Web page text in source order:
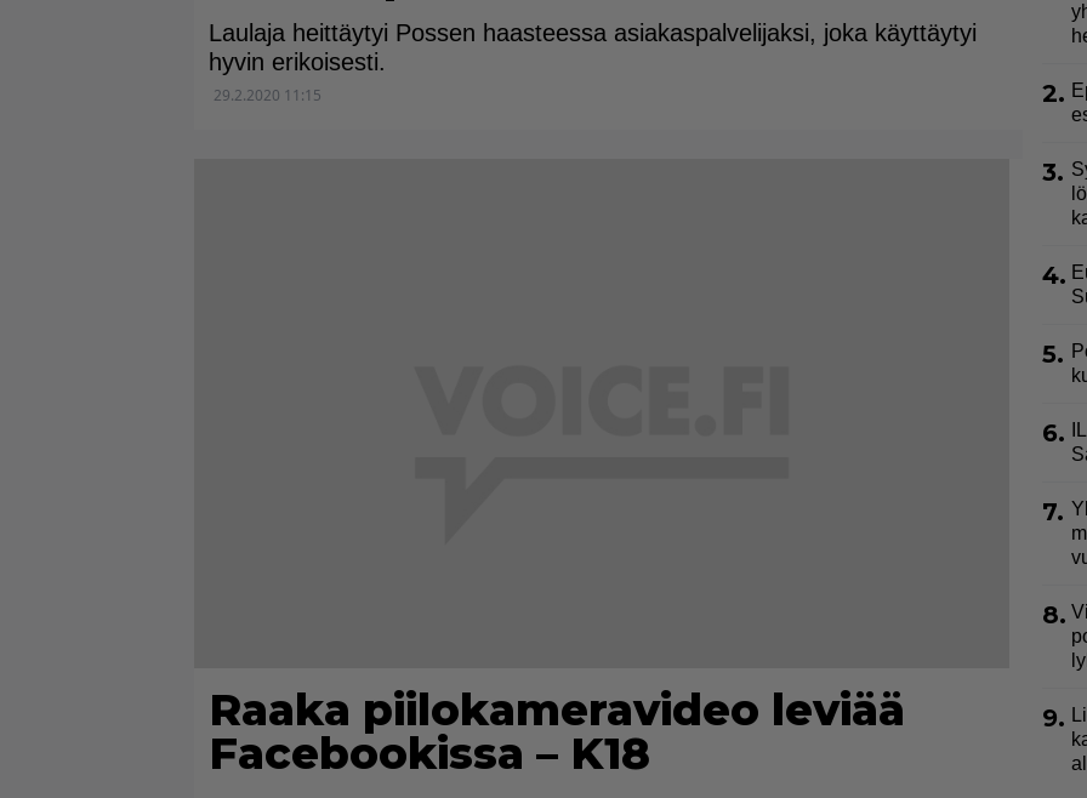
Laulaja heittäytyi Possen haasteessa asiakaspalvelijaksi, joka käyttäytyi
hyvin erikoisesti.
29.2.2020 11:15
Raaka piilokameravideo leviää
Facebookissa – K18
2.
3.
4.
5.
6.
7.
8.
9.